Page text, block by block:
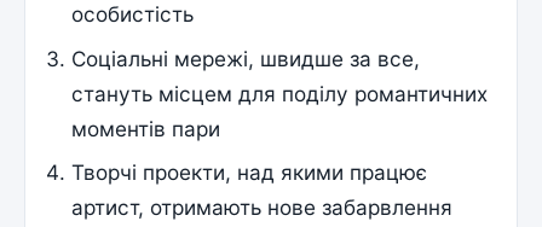
особистість
Соціальні мережі, швидше за все,
стануть місцем для поділу романтичних
моментів пари
Творчі проекти, над якими працює
артист, отримають нове забарвлення